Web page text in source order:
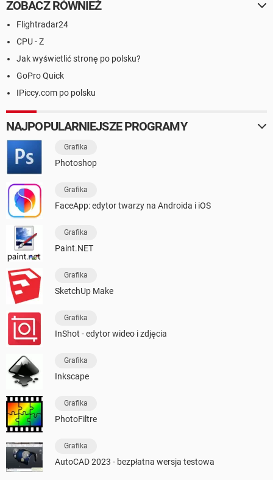
ZOBACZ RÓWNIEŻ
Flightradar24
CPU - Z
Jak wyświetlić stronę po polsku?
GoPro Quick
IPiccy.com po polsku
NAJPOPULARNIEJSZE PROGRAMY
Grafika
Photoshop
Grafika
FaceApp: edytor twarzy na Androida i iOS
Grafika
Paint.NET
Grafika
SketchUp Make
Grafika
InShot - edytor wideo i zdjęcia
Grafika
Inkscape
Grafika
PhotoFiltre
Grafika
AutoCAD 2023 - bezpłatna wersja testowa